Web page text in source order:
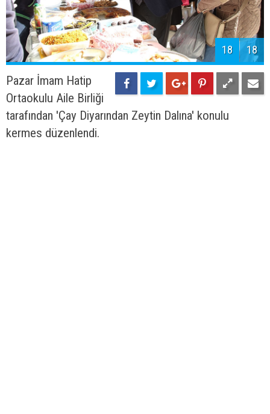
18 18
Pazar İmam Hatip
Ortaokulu Aile Birliği
tarafından 'Çay Diyarından Zeytin Dalına' konulu
kermes düzenlendi.